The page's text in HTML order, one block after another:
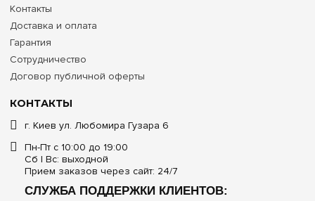
КОНТАКТЫ
г. Киев ул. Любомира Гузара 6
Пн-Пт с 10:00 до 19:00
Сб | Вс: выходной
Прием заказов через сайт: 24/7
СЛУЖБА ПОДДЕРЖКИ КЛИЕНТОВ:
Контакты
Доставка и оплата
Гарантия
Сотрудничество
Договор публичной оферты